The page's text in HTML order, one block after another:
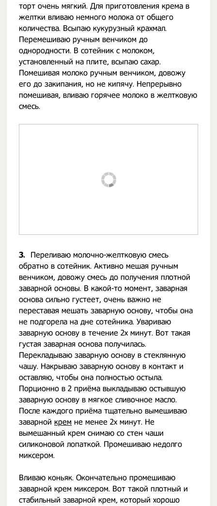
торт очень мягкий. Для приготовления крема в
желтки вливаю немного молока от общего
количества. Всыпаю кукурузный крахмал.
Перемешиваю ручным венчиком до
однородности. В сотейник с молоком,
установленный на плите, всыпаю сахар.
Помешивая молоко ручным венчиком, довожу
его до закипания, но не кипячу. Непрерывно
помешивая, вливаю горячее молоко в желтковую
смесь.
3.
Переливаю молочно-желтковую смесь
обратно в сотейник. Активно мешая ручным
венчиком, довожу смесь до получения плотной
заварной основы. В какой-то момент, заварная
основа сильно густеет, очень важно не
переставая мешать заварную основу, чтобы она
не подгорела на дне сотейника. Увариваю
заварную основу в течение 2х минут. Вот такая
густая заварная основа получилась.
Перекладываю заварную основу в стеклянную
чашу. Накрываю заварную основу в контакт и
оставляю, чтобы она полностью остыла.
Порционно в 2 приёма выкладываю остывшую
заварную основу в мягкое сливочное масло.
После каждого приёма тщательно вымешиваю
заварной крем не менее 2х минут. Не
вымешанный крем снимаю со стен чаши
силиконовой лопаткой. Промешиваю недолго
миксером.
Вливаю коньяк. Окончательно промешиваю
заварной крем миксером. Вот такой плотный и
стабильный заварной крем, который хорошо